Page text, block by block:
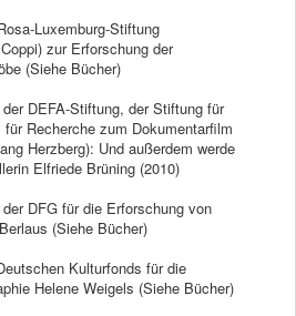
Luxemburg-Stiftung
zur Erforschung der
(Siehe Bücher)
DEFA-Stiftung, der Stiftung für
Recherche zum Dokumentarfilm
Herzberg): Und außerdem werde
Elfriede Brüning (2010)
DFG für die Erforschung von
(Siehe Bücher)
Kulturfonds für die
Helene Weigels (Siehe Bücher)